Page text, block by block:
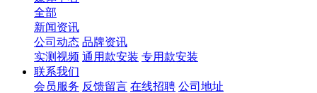
全部
新闻资讯
公司动态 品牌资讯
实测视频 通用款安装 专用款安装
联系我们
会员服务 反馈留言 在线招聘 公司地址